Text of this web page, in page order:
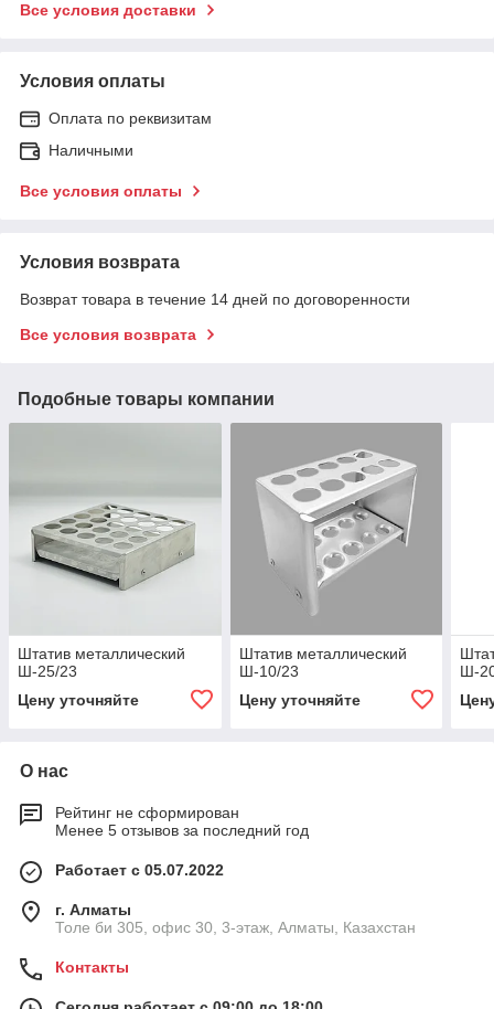
Все условия доставки
Условия оплаты
Оплата по реквизитам
Наличными
Все условия оплаты
Условия возврата
Возврат товара в течение 14 дней по договоренности
Все условия возврата
Подобные товары компании
Штатив металлический
Ш-25/23
Цену уточняйте
Штатив металлический
Ш-10/23
Цену уточняйте
Ш-
О нас
Рейтинг не сформирован
Менее 5 отзывов за последний год
Работает с 05.07.2022
г. Алматы
Толе би 305, офис 30, 3-этаж, Алматы, Казахстан
Контакты